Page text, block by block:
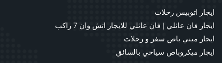
ايجار اتوبيس رحلات
ايجار فان عائلي | فان عائلي للايجار اتش وان 7 راكب
ايجار ميني باص سفر و رحلات
ايجار ميكروباص سياحي بالسائق